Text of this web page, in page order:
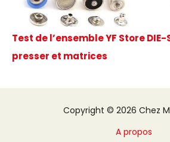
Test de l’ensemble YF Store DIE-
presser et matrices
Copyright © 2026 Chez
A propos